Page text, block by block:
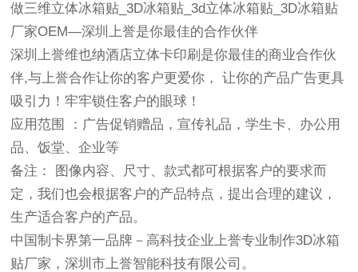
做三维立体冰箱贴_3D冰箱贴_3d立体冰箱贴_3D冰箱贴
厂家OEM—深圳上誉是你最佳的合作伙伴
深圳上誉维也纳酒店立体卡印刷是你最佳的商业合作伙
伴,与上誉合作让你的客户更爱你， 让你的产品广告更具
吸引力！牢牢锁住客户的眼球！
应用范围 ： 广告促销赠品，宣传礼品，学生卡、办公用
品、饭堂、企业等
备注： 图像内容、尺寸、款式都可根据客户的要求而
定，我们也会根据客户的产品特点，提出合理的建议，
生产适合客户的产品。
中国制卡界第一品牌－高科技企业上誉专业制作3D冰箱
贴厂家，深圳市上誉智能科技有限公司。